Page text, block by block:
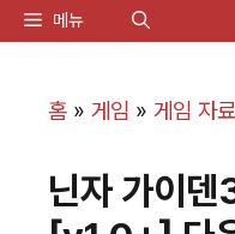
메뉴
홈 » 게임 » 게임 자료
닌자 가이